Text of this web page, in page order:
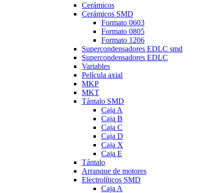
Cerámicos
Cerámicos SMD
Formato 0603
Formato 0805
Formato 1206
Supercondensadores EDLC smd
Supercondensadores EDLC
Variables
Película axial
MKP
MKT
Tántalo SMD
Caja A
Caja B
Caja C
Caja D
Caja X
Caja E
Tántalo
Arranque de motores
Electrolíticos SMD
Caja A